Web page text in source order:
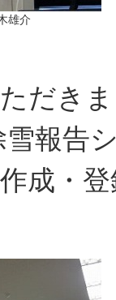
雄介
だき
報告
成・